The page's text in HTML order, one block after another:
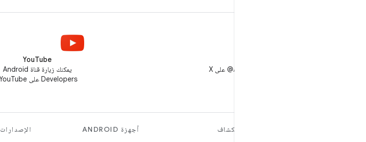
YouTube
يمكنك زيارة قناة Android
Developers على YouTube.
استكشاف
أجهزة ANDROID
الإصدارات